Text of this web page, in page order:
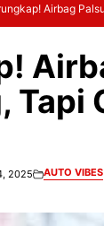
Airbag
Tapi
2025 AUTO VIBES